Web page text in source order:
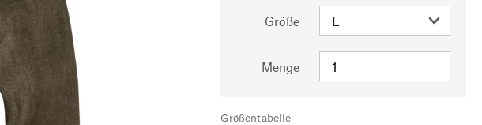
Größe
Menge
Größentabelle